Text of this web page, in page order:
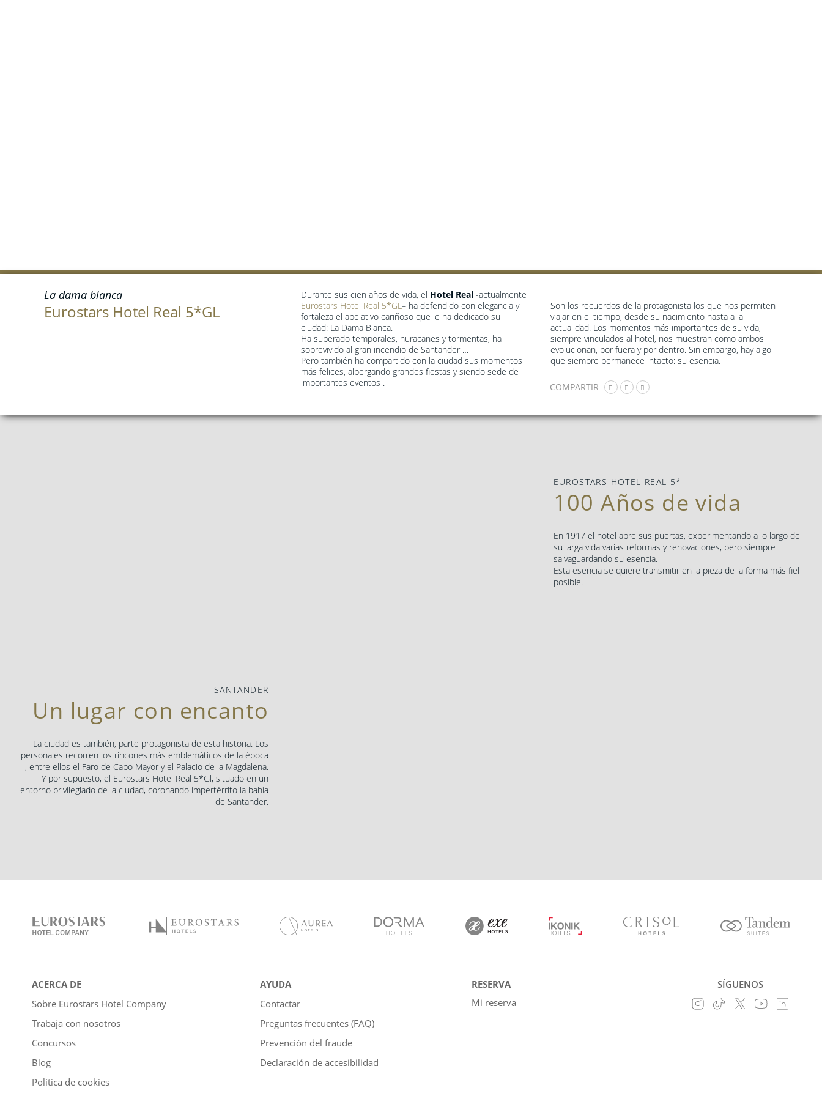
La dama blanca
Eurostars Hotel Real 5*GL
Durante sus cien años de vida, el Hotel Real -actualmente
Eurostars Hotel Real 5*GL– ha defendido con elegancia y
fortaleza el apelativo cariñoso que le ha dedicado su
ciudad: La Dama Blanca.
Ha superado temporales, huracanes y tormentas, ha
sobrevivido al gran incendio de Santander …
Pero también ha compartido con la ciudad sus momentos
más felices, albergando grandes fiestas y siendo sede de
importantes eventos .
Son los recuerdos de la protagonista los que nos permiten
viajar en el tiempo, desde su nacimiento hasta a la
actualidad. Los momentos más importantes de su vida,
siempre vinculados al hotel, nos muestran como ambos
evolucionan, por fuera y por dentro. Sin embargo, hay algo
que siempre permanece intacto: su esencia.
COMPARTIR
EUROSTARS HOTEL REAL 5*
100 Años de vida
En 1917 el hotel abre sus puertas, experimentando a lo largo de
su larga vida varias reformas y renovaciones, pero siempre
salvaguardando su esencia.
Esta esencia se quiere transmitir en la pieza de la forma más fiel
posible.
SANTANDER
Un lugar con encanto
La ciudad es también, parte protagonista de esta historia. Los
personajes recorren los rincones más emblemáticos de la época
, entre ellos el Faro de Cabo Mayor y el Palacio de la Magdalena.
Y por supuesto, el Eurostars Hotel Real 5*Gl, situado en un
entorno privilegiado de la ciudad, coronando impertérrito la bahía
de Santander.
ACERCA DE
Sobre Eurostars Hotel Company
Trabaja con nosotros
Concursos
Blog
Política de cookies
AYUDA
Contactar
Preguntas frecuentes (FAQ)
Prevención del fraude
Declaración de accesibilidad
RESERVA
Mi reserva
SÍGUENOS